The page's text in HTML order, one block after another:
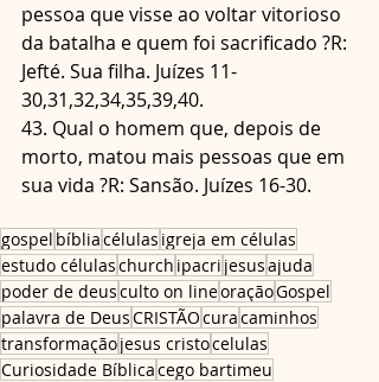
pessoa que visse ao voltar vitorioso
da batalha e quem foi sacrificado ?R:
Jefté. Sua filha. Juízes 11-
30,31,32,34,35,39,40.
43. Qual o homem que, depois de
morto, matou mais pessoas que em
sua vida ?R: Sansão. Juízes 16-30.
gospel bíbliacélulas igreja em células
estudo célulaschurch ipacri jesusajuda
poder de deusculto on lineoraçãoGospel
palavra de DeusCRISTÃOcuracaminhos
transformaçãojesus cristocelulas
Curiosidade Bíblicacego bartimeu